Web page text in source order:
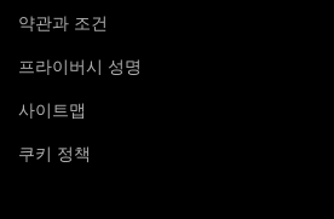
약관과 조건
프라이버시 성명
사이트맵
쿠키 정책